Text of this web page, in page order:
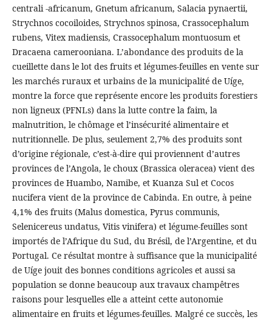
centrali -africanum, Gnetum africanum, Salacia pynaertii,
Strychnos cocoiloides, Strychnos spinosa, Crassocephalum
rubens, Vitex madiensis, Crassocephalum montuosum et
Dracaena camerooniana. L’abondance des produits de la
cueillette dans le lot des fruits et légumes-feuilles en vente sur
les marchés ruraux et urbains de la municipalité de Uíge,
montre la force que représente encore les produits forestiers
non ligneux (PFNLs) dans la lutte contre la faim, la
malnutrition, le chômage et l’insécurité alimentaire et
nutritionnelle. De plus, seulement 2,7% des produits sont
d’origine régionale, c’est-à-dire qui proviennent d’autres
provinces de l’Angola, le choux (Brassica oleracea) vient des
provinces de Huambo, Namibe, et Kuanza Sul et Cocos
nucifera vient de la province de Cabinda. En outre, à peine
4,1% des fruits (Malus domestica, Pyrus communis,
Selenicereus undatus, Vitis vinifera) et légume-feuilles sont
importés de l’Afrique du Sud, du Brésil, de l’Argentine, et du
Portugal. Ce résultat montre à suffisance que la municipalité
de Uíge jouit des bonnes conditions agricoles et aussi sa
population se donne beaucoup aux travaux champêtres
raisons pour lesquelles elle a atteint cette autonomie
alimentaire en fruits et légumes-feuilles. Malgré ce succès, les